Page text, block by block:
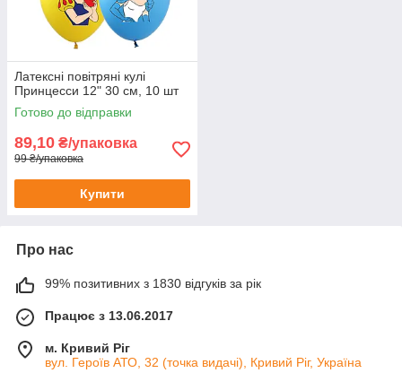
Латексні повітряні кулі
Принцесси 12" 30 см, 10 шт
Готово до відправки
89,10 ₴/упаковка
99 ₴/упаковка
Купити
Про нас
99% позитивних з 1830 відгуків за рік
Працює з 13.06.2017
м. Кривий Ріг
вул. Героїв АТО, 32 (точка видачі), Кривий Ріг, Україна